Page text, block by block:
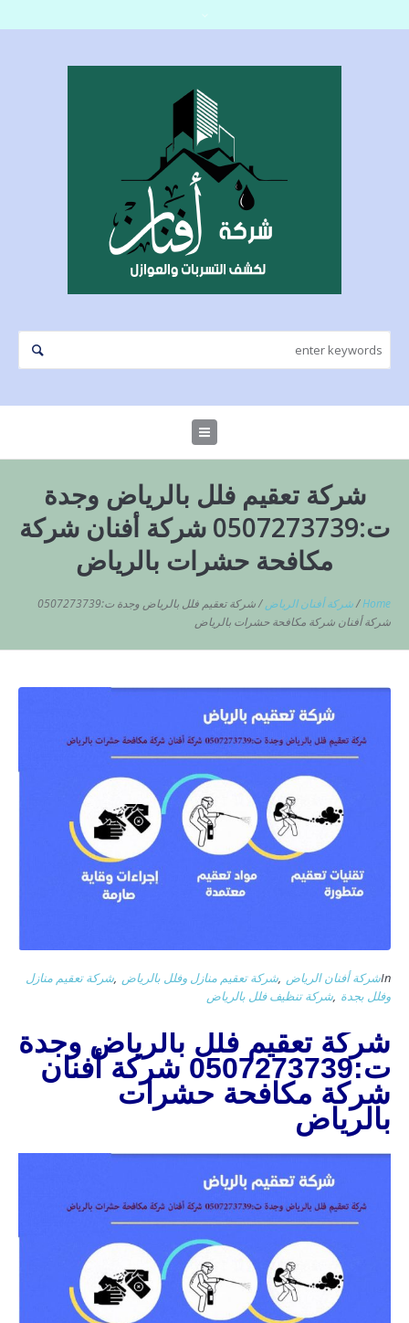
شركة تعقيم فلل بالرياض وجدة
ت:0507273739 شركة أفنان شركة
مكافحة حشرات بالرياض
Home
/شركة أفنان الرياض /
شركة تعقيم فلل بالرياض وجدة ت:0507273739
شركة أفنان شركة مكافحة حشرات بالرياض
Inشركة أفنان الرياض ,شركة تعقيم منازل وفلل بالرياض ,شركة تعقيم منازل
وفلل بجدة ,شركة تنظيف فلل بالرياض
شركة تعقيم فلل بالرياض وجدة
ت:0507273739 شركة أفنان
شركة مكافحة حشرات
بالرياض